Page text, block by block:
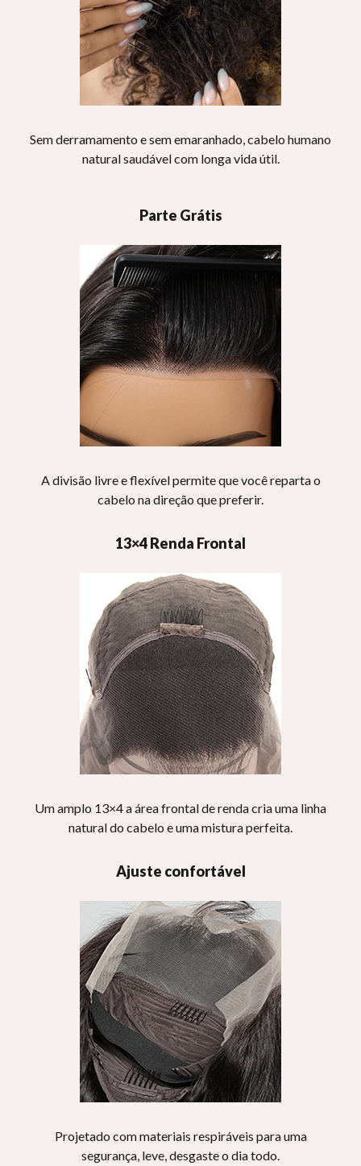
Sem derramamento e sem emaranhado, cabelo humano
natural saudável com longa vida útil.
Parte Grátis
A divisão livre e flexível permite que você reparta o
cabelo na direção que preferir.
13×4 Renda Frontal
Um amplo 13×4 a área frontal de renda cria uma linha
natural do cabelo e uma mistura perfeita.
Ajuste confortável
Projetado com materiais respiráveis ​​para uma
segurança, leve, desgaste o dia todo.